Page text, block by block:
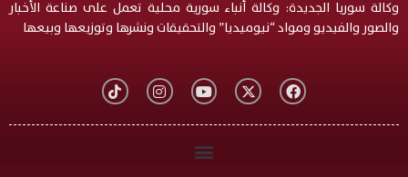
وكالة سوريا الجديدة: وكالة أنباء سورية محلية تعمل على صناعة الأخبار
والصور والفيديو ومواد “نيوميديا” والتحقيقات ونشرها وتوزيعها وبيعها